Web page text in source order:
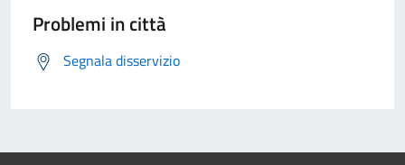
Problemi in città
Segnala disservizio